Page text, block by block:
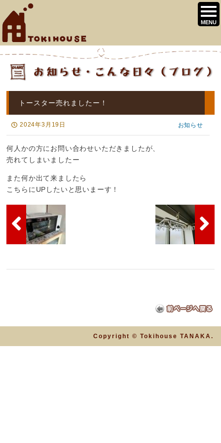
トースター売れましたー！
2024年3月19日 お知らせ
何人かの方にお問い合わせいただきましたが、
売れてしまいましたー
また何か出て来ましたら
こちらにUPしたいと思いまーす！
Copyright © Tokihouse TANAKA.